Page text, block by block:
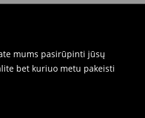
mums pasirūpinti jūsų
bet kuriuo metu pakeisti